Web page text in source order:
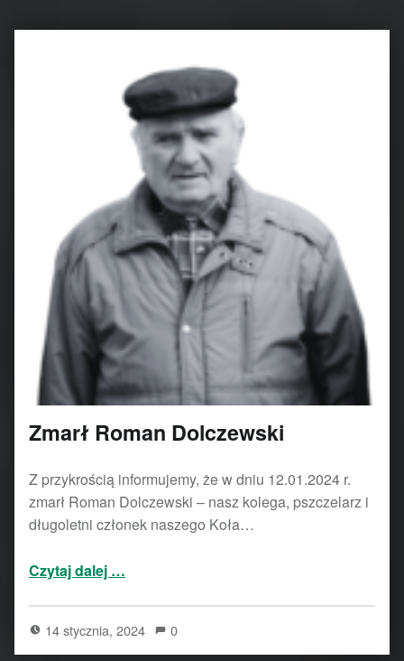
Zmarł Roman Dolczewski
Z przykrością informujemy, że w dniu 12.01.2024 r.
zmarł Roman Dolczewski – nasz kolega, pszczelarz i
długoletni członek naszego Koła…
Czytaj dalej …
14 stycznia, 2024 0